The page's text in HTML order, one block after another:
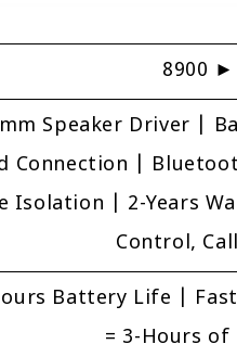
₹8900 ►
Speaker Driver |
Connection |
Isolation | 2-Years
Control,
Battery Life |
= 3-Hours of